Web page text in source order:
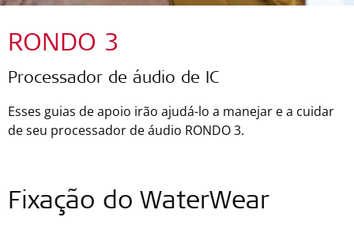
RONDO 3
Processador de áudio de IC
Esses guias de apoio irão ajudá-lo a manejar e a cuidar
de seu processador de áudio RONDO 3.
Fixação do WaterWear